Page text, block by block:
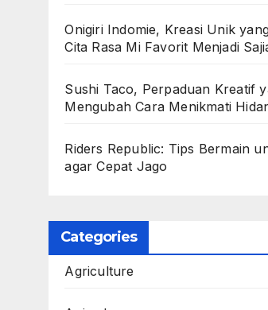
Onigiri Indomie, Kreasi Unik
Cita Rasa Mi Favorit Menjadi
Sushi Taco, Perpaduan Kreatif
Mengubah Cara Menikmati
Riders Republic: Tips Bermain
agar Cepat Jago
Categories
Agriculture